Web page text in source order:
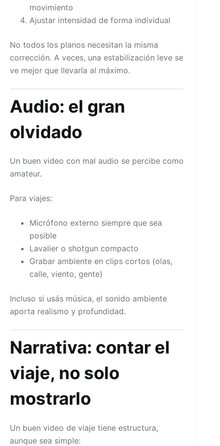
movimiento
Ajustar intensidad de forma individual
No todos los planos necesitan la misma
corrección. A veces, una estabilización leve se
ve mejor que llevarla al máximo.
Audio: el gran
olvidado
Un buen video con mal audio se percibe como
amateur.
Para viajes:
Micrófono externo siempre que sea
posible
Lavalier o shotgun compacto
Grabar ambiente en clips cortos (olas,
calle, viento, gente)
Incluso si usás música, el sonido ambiente
aporta realismo y profundidad.
Narrativa: contar el
viaje, no solo
mostrarlo
Un buen video de viaje tiene estructura,
aunque sea simple: